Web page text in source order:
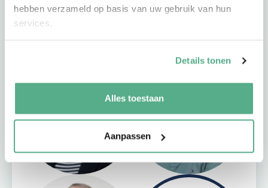
hebben verzameld op basis van uw gebruik van hun
services.
Details tonen
Alles toestaan
Aanpassen
sympathieke professionals. Ze blinken uit in daadkracht
en expertise. Zij zijn altijd bereikbaar en altijd dichtbij.